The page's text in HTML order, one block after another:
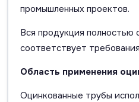
промышленных проектов.
Вся продукция полностью
соответствует
Область применения
Оцинкованные трубы